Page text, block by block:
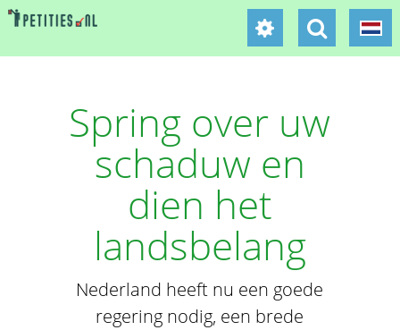
Spring over uw
schaduw en
dien het
landsbelang
Nederland heeft nu een goede
regering nodig, een brede